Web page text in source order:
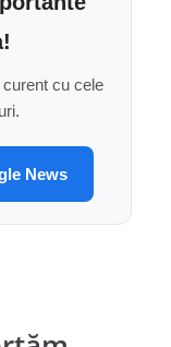
cu cele
News